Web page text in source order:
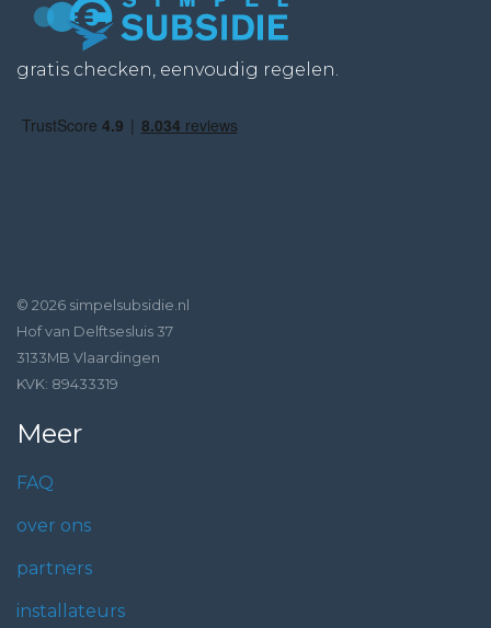
gratis checken, eenvoudig regelen.
© 2026 simpelsubsidie.nl
Hof van Delftsesluis 37
3133MB Vlaardingen
KVK: 89433319
Meer
FAQ
over ons
partners
installateurs